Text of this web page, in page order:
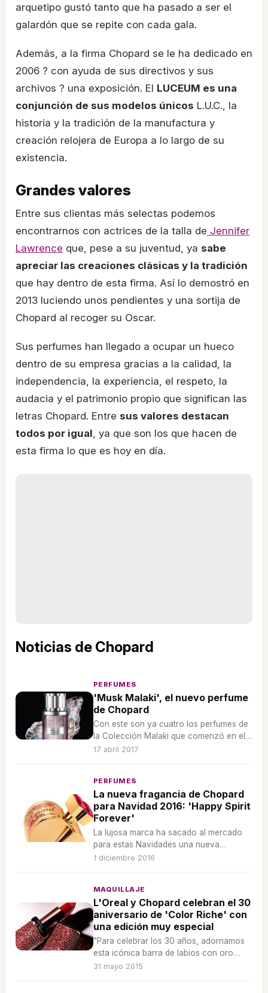
arquetipo gustó tanto que ha pasado a ser el
galardón que se repite con cada gala.
Además, a la firma Chopard se le ha dedicado en
2006 ? con ayuda de sus directivos y sus
archivos ? una exposición. El LUCEUM es una
conjunción de sus modelos únicos L.U.C., la
historia y la tradición de la manufactura y
creación relojera de Europa a lo largo de su
existencia.
Grandes valores
Entre sus clientas más selectas podemos
encontrarnos con actrices de la talla de Jennifer
Lawrence que, pese a su juventud, ya sabe
apreciar las creaciones clásicas y la tradición
que hay dentro de esta firma. Así lo demostró en
2013 luciendo unos pendientes y una sortija de
Chopard al recoger su Oscar.
Sus perfumes han llegado a ocupar un hueco
dentro de su empresa gracias a la calidad, la
independencia, la experiencia, el respeto, la
audacia y el patrimonio propio que significan las
letras Chopard. Entre sus valores destacan
todos por igual, ya que son los que hacen de
esta firma lo que es hoy en día.
Noticias de Chopard
PERFUMES
'Musk Malaki', el nuevo perfume
de Chopard
Con este son ya cuatro los perfumes de
la Colección Malaki que comenzó en el
año 2014 con 'Rose Malaki'.
17 abril 2017
PERFUMES
La nueva fragancia de Chopard
para Navidad 2016: 'Happy Spirit
Forever'
La lujosa marca ha sacado al mercado
para estas Navidades una nueva
fragancia que incluye un diseño
1 diciembre 2016
MAQUILLAJE
L'Oreal y Chopard celebran el 30
aniversario de 'Color Riche' con
una edición muy especial
"Para celebrar los 30 años, adornamos
esta icónica barra de labios con oro
rosa y espinela roja".
31 mayo 2015